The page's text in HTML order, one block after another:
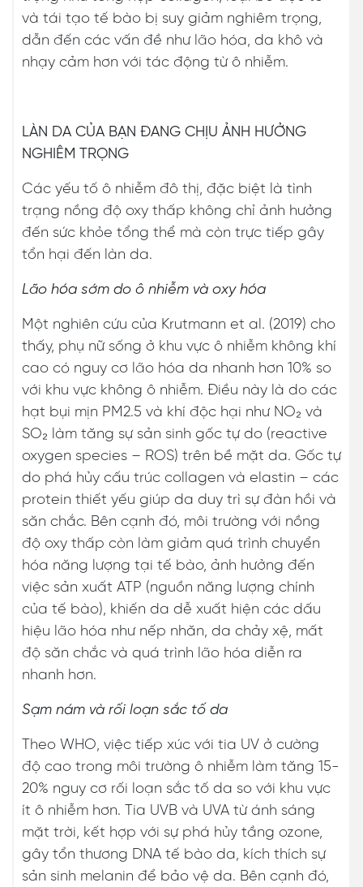
và tái tạo tế bào bị suy giảm nghiêm trọng,
dẫn đến các vấn đề như lão hóa, da khô và
nhạy cảm hơn với tác động từ ô nhiễm.
LÀN DA CỦA BẠN ĐANG CHỊU ẢNH HƯỞNG
NGHIÊM TRỌNG
Các yếu tố ô nhiễm đô thị, đặc biệt là tình
trạng nồng độ oxy thấp không chỉ ảnh hưởng
đến sức khỏe tổng thể mà còn trực tiếp gây
tổn hại đến làn da.
Lão hóa sớm do ô nhiễm và oxy hóa
Một nghiên cứu của Krutmann et al. (2019) cho
thấy, phụ nữ sống ở khu vực ô nhiễm không khí
cao có nguy cơ lão hóa da nhanh hơn 10% so
với khu vực không ô nhiễm. Điều này là do các
hạt bụi mịn PM2.5 và khí độc hại như NO₂ và
SO₂ làm tăng sự sản sinh gốc tự do (reactive
oxygen species – ROS) trên bề mặt da. Gốc tự
do phá hủy cấu trúc collagen và elastin – các
protein thiết yếu giúp da duy trì sự đàn hồi và
săn chắc. Bên cạnh đó, môi trường với nồng
độ oxy thấp còn làm giảm quá trình chuyển
hóa năng lượng tại tế bào, ảnh hưởng đến
việc sản xuất ATP (nguồn năng lượng chính
của tế bào), khiến da dễ xuất hiện các dấu
hiệu lão hóa như nếp nhăn, da chảy xệ, mất
độ săn chắc và quá trình lão hóa diễn ra
nhanh hơn.
Sạm nám và rối loạn sắc tố da
Theo WHO, việc tiếp xúc với tia UV ở cường
độ cao trong môi trường ô nhiễm làm tăng 15-
20% nguy cơ rối loạn sắc tố da so với khu vực
ít ô nhiễm hơn. Tia UVB và UVA từ ánh sáng
mặt trời, kết hợp với sự phá hủy tầng ozone,
gây tổn thương DNA tế bào da, kích thích sự
sản sinh melanin để bảo vệ da. Bên cạnh đó,